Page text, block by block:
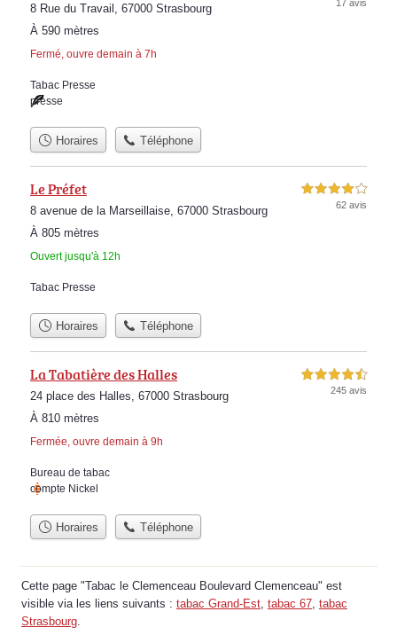
8 Rue du Travail, 67000 Strasbourg
À 590 mètres
Fermé, ouvre demain à 7h
17 avis
Tabac Presse
presse
Horaires Téléphone
Le Préfet
8 avenue de la Marseillaise, 67000 Strasbourg
À 805 mètres
Ouvert jusqu'à 12h
4,0 étoiles sur 5
62 avis
Tabac Presse
Horaires Téléphone
La Tabatière des Halles
24 place des Halles, 67000 Strasbourg
À 810 mètres
Fermée, ouvre demain à 9h
4,5 étoiles sur 5
245 avis
Bureau de tabac
compte Nickel
Horaires Téléphone
Cette page "Tabac le Clemenceau Boulevard Clemenceau" est
visible via les liens suivants : tabac Grand-Est, tabac 67, tabac
Strasbourg.